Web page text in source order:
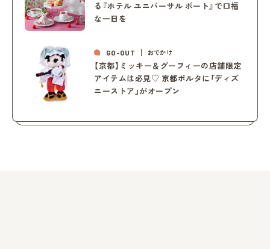
る『ホテル ユニバーサル ポート』で口福
な一日を
GO-OUT おでかけ
【京都】ミッキー＆グーフィーの店舗限定
アイテムは必見♡ 京都ポルタに「ディズ
ニーストア」がオープン